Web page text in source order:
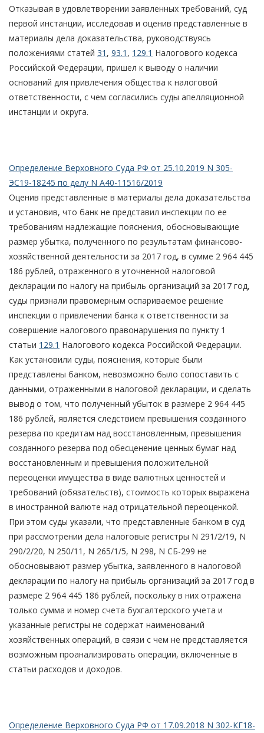
Отказывая в удовлетворении заявленных требований, суд
первой инстанции, исследовав и оценив представленные в
материалы дела доказательства, руководствуясь
положениями статей 31 , 93.1 , 129.1 Налогового кодекса
Российской Федерации, пришел к выводу о наличии
оснований для привлечения общества к налоговой
ответственности, с чем согласились суды апелляционной
инстанции и округа.
Определение Верховного Суда РФ от 25.10.2019 N 305-
ЭС19-18245 по делу N А40-11516/2019
Оценив представленные в материалы дела доказательства
и установив, что банк не представил инспекции по ее
требованиям надлежащие пояснения, обосновывающие
размер убытка, полученного по результатам финансово-
хозяйственной деятельности за 2017 год, в сумме 2 964 445
186 рублей, отраженного в уточненной налоговой
декларации по налогу на прибыль организаций за 2017 год,
суды признали правомерным оспариваемое решение
инспекции о привлечении банка к ответственности за
совершение налогового правонарушения по пункту 1
статьи 129.1 Налогового кодекса Российской Федерации.
Как установили суды, пояснения, которые были
представлены банком, невозможно было сопоставить с
данными, отраженными в налоговой декларации, и сделать
вывод о том, что полученный убыток в размере 2 964 445
186 рублей, является следствием превышения созданного
резерва по кредитам над восстановленным, превышения
созданного резерва под обесценение ценных бумаг над
восстановленным и превышения положительной
переоценки имущества в виде валютных ценностей и
требований (обязательств), стоимость которых выражена
в иностранной валюте над отрицательной переоценкой.
При этом суды указали, что представленные банком в суд
при рассмотрении дела налоговые регистры N 291/2/19, N
290/2/20, N 250/11, N 265/1/5, N 298, N СБ-299 не
обосновывают размер убытка, заявленного в налоговой
декларации по налогу на прибыль организаций за 2017 год в
размере 2 964 445 186 рублей, поскольку в них отражена
только сумма и номер счета бухгалтерского учета и
указанные регистры не содержат наименований
хозяйственных операций, в связи с чем не представляется
возможным проанализировать операции, включенные в
статьи расходов и доходов.
Определение Верховного Суда РФ от 17.09.2018 N 302-КГ18-